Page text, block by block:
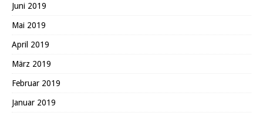
Juni 2019
Mai 2019
April 2019
März 2019
Februar 2019
Januar 2019